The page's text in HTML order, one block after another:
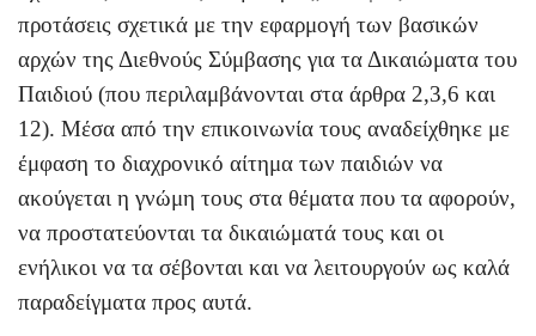
προτάσεις σχετικά με την εφαρμογή των βασικών
αρχών της Διεθνούς Σύμβασης για τα Δικαιώματα του
Παιδιού (που περιλαμβάνονται στα άρθρα 2,3,6 και
12). Μέσα από την επικοινωνία τους αναδείχθηκε με
έμφαση το διαχρονικό αίτημα των παιδιών να
ακούγεται η γνώμη τους στα θέματα που τα αφορούν,
να προστατεύονται τα δικαιώματά τους και οι
ενήλικοι να τα σέβονται και να λειτουργούν ως καλά
παραδείγματα προς αυτά.